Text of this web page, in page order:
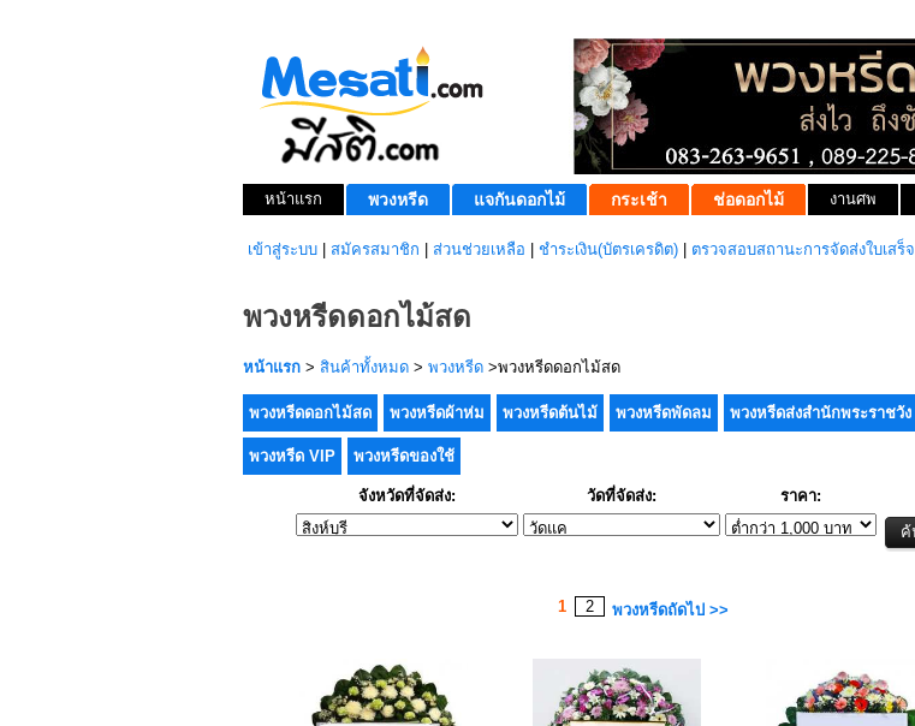
หน้าแรก พวงหรีด แจกันดอกไม้ กระเช้า ช่อดอกไม้ งานศพ
เข้าสู่ระบบ สมัครสมาชิก ส่วนช่วยเหลือ ชำระเงิน(บัตรเครดิต) ตรวจสอบสถานะการจัดส่งใบเสร็จ
พวงหรีดดอกไม้สด
หน้าแรก > สินค้าทั้งหมด > พวงหรีด >พวงหรีดดอกไม้สด
พวงหรีดดอกไม้สด พวงหรีดผ้าห่ม พวงหรีดต้นไม้ พวงหรีดพัดลม พวงหรีดส่งสำนักพระราชวัง
พวงหรีด VIP พวงหรีดของใช้
จังหวัดที่จัดส่ง: วัดที่จัดส่ง: ราคา:
1 2 พวงหรีดถัดไป >>